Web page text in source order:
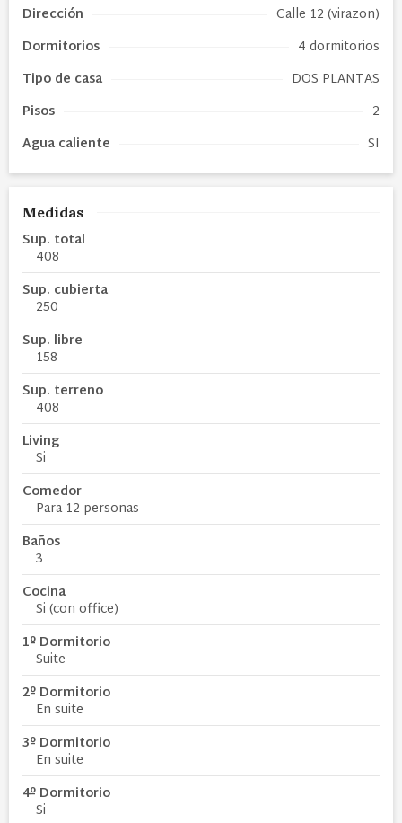
Dirección
Calle 12 (virazon)
Dormitorios
4 dormitorios
Tipo de casa
DOS PLANTAS
Pisos
2
Agua caliente
SI
Medidas
Sup. total
408
Sup. cubierta
250
Sup. libre
158
Sup. terreno
408
Living
Si
Comedor
Para 12 personas
Baños
3
Cocina
Si (con office)
1º Dormitorio
Suite
2º Dormitorio
En suite
3º Dormitorio
En suite
4º Dormitorio
Si